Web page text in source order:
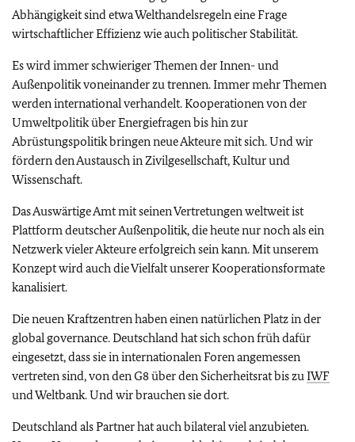
Abhängigkeit sind etwa Welthandelsregeln eine Frage
wirtschaftlicher Effizienz wie auch politischer Stabilität.
Es wird immer schwieriger Themen der Innen- und
Außenpolitik voneinander zu trennen. Immer mehr Themen
werden international verhandelt. Kooperationen von der
Umweltpolitik über Energiefragen bis hin zur
Abrüstungspolitik bringen neue Akteure mit sich. Und wir
fördern den Austausch in Zivilgesellschaft, Kultur und
Wissenschaft.
Das Auswärtige Amt mit seinen Vertretungen weltweit ist
Plattform deutscher Außenpolitik, die heute nur noch als ein
Netzwerk vieler Akteure erfolgreich sein kann. Mit unserem
Konzept wird auch die Vielfalt unserer Kooperationsformate
kanalisiert.
Die neuen Kraftzentren haben einen natürlichen Platz in der
global governance. Deutschland hat sich schon früh dafür
eingesetzt, dass sie in internationalen Foren angemessen
vertreten sind, von den G8 über den Sicherheitsrat bis zuIWF
und Weltbank. Und wir brauchen sie dort.
Deutschland als Partner hat auch bilateral viel anzubieten.